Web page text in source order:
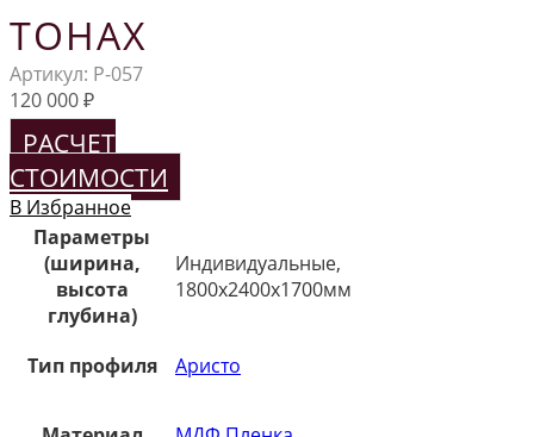
ТОНАХ
Артикул: Р-057
120 000₽
РАСЧЕТ
СТОИМОСТИ
В Избранное
Параметры
(ширина,
высота
глубина)
Индивидуальные,
1800х2400х1700мм
Тип профиля Аристо